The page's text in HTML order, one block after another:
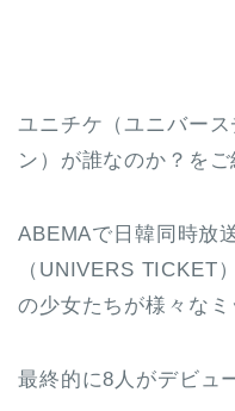
ユニチケ（ユニバー
ン）が誰なのか？をご
ABEMAで日韓同時放
（UNIVERS TICKET
の少女たちが様々なミ
最終的に8人がデビュ